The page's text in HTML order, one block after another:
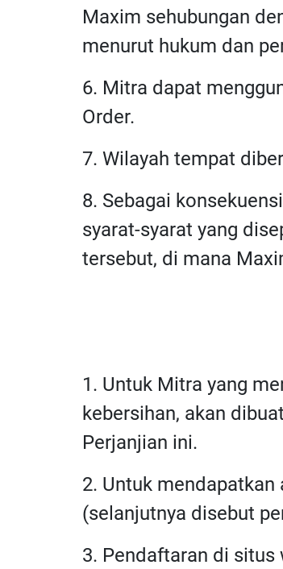
Maxim sehubungan
menurut hukum dan
6. Mitra dapat
Order.
7. Wilayah tempat
8. Sebagai
syarat-syarat yang
tersebut, di mana
1. Untuk Mitra yang
kebersihan, akan
Perjanjian ini.
2. Untuk
(selanjutnya disebut
3. Pendaftaran di situs